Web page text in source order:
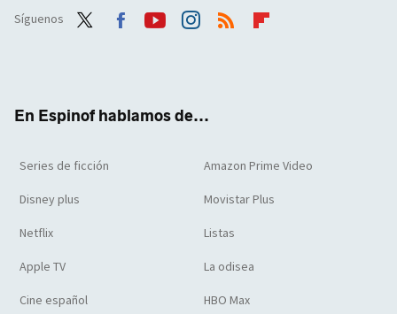
Síguenos
En Espinof hablamos de...
Series de ficción Amazon Prime Video
Disney plus Movistar Plus
Netflix Listas
Apple TV La odisea
Cine español HBO Max